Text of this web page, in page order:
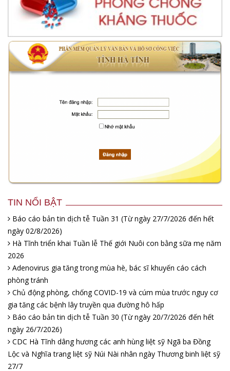
TIN NỔI BẬT
Báo cáo bản tin dịch tễ Tuần 31 (Từ ngày 27/7/2026 đến hết
ngày 02/8/2026)
Hà Tĩnh triển khai Tuần lễ Thế giới Nuôi con bằng sữa mẹ năm
2026
Adenovirus gia tăng trong mùa hè, bác sĩ khuyến cáo cách
phòng tránh
Chủ động phòng, chống COVID-19 và cúm mùa trước nguy cơ
gia tăng các bệnh lây truyền qua đường hô hấp
Báo cáo bản tin dịch tễ Tuần 30 (Từ ngày 20/7/2026 đến hết
ngày 26/7/2026)
CDC Hà Tĩnh dâng hương các anh hùng liệt sỹ Ngã ba Đồng
Lộc và Nghĩa trang liệt sỹ Núi Nài nhân ngày Thương binh liệt sỹ
27/7